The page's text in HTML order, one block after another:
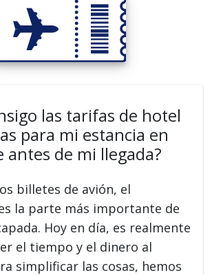
las tarifas de hotel
para mi estancia en
antes de mi llegada?
billetes de avión, el
la parte más importante de
Hoy en día, es realmente
el tiempo y el dinero al
simplificar las cosas, hemos